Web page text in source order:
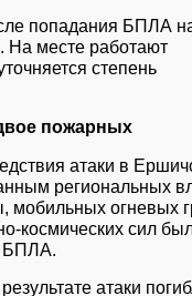
попадания БПЛА
На месте работают
степень
пожарных
атаки в
региональных
мобильных огневых
космических сил
БПЛА.
атаки